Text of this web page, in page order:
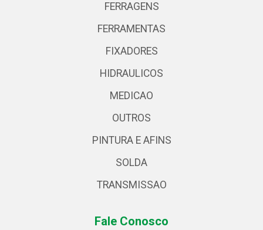
FERRAGENS
FERRAMENTAS
FIXADORES
HIDRAULICOS
MEDICAO
OUTROS
PINTURA E AFINS
SOLDA
TRANSMISSAO
Fale Conosco